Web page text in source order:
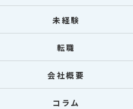
未経験
転職
会社概要
コラム